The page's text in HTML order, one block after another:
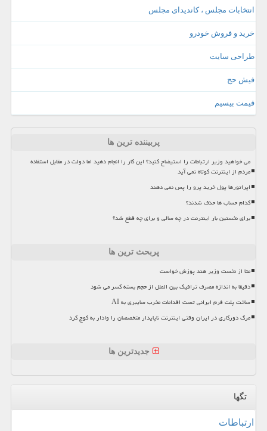
انتخابات مجلس ، کاندیدای مجلس
خرید و فروش خودرو
طراحی سایت
فیش حج
قیمت بیسیم
پربیننده ترین ها
می خواهید وزیر ارتباطات را استیضاح کنید؟ این کار را انجام دهید اما دولت در مقابل استفاده
مردم از اینترنت کوتاه نمی آید
اپراتورها پول خرید پرو را پس نمی دهند
کدام حساب ها حذف شدند؟
برای نخستین بار اینترنت در چه سالی و برای چه قطع شد؟
پربحث ترین ها
متا از نخست وزیر هند پوزش خواست
دقیقا به اندازه مصرف ترافیک بین الملل از حجم بسته کسر می شود
ساخت پلت فرم ایرانی تست اقدامات مخرب سایبری به AI
مرگ دورکاری در ایران وقتی اینترنت ناپایدار متخصصان را وادار به کوچ کرد
جدیدترین ها
تگها
ارتباطات